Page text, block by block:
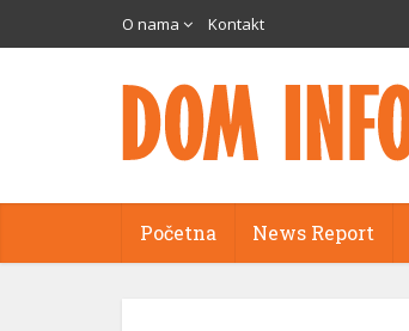
O nama Kontakt
Početna News Report